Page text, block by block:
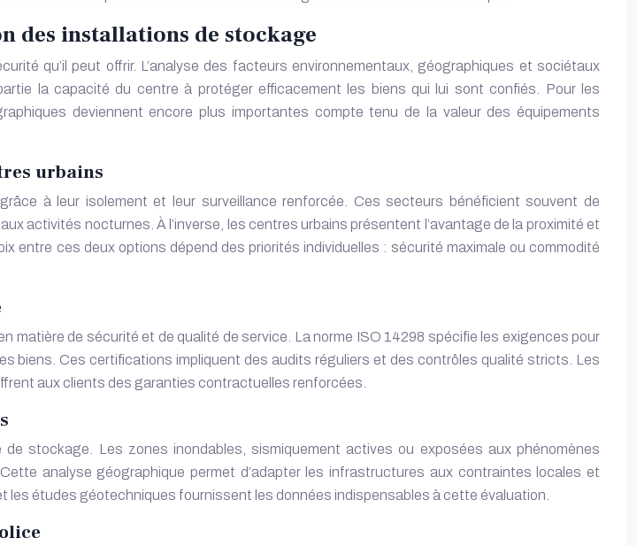
des installations de stockage
qu’il peut offrir. L’analyse des facteurs environnementaux, géographiques et sociétaux
la capacité du centre à protéger efficacement les biens qui lui sont confiés. Pour les
deviennent encore plus importantes compte tenu de la valeur des équipements
urbains
à leur isolement et leur surveillance renforcée. Ces secteurs bénéficient souvent de
activités nocturnes. À l’inverse, les centres urbains présentent l’avantage de la proximité et
entre ces deux options dépend des priorités individuelles : sécurité maximale ou commodité
de sécurité et de qualité de service. La norme ISO 14298 spécifie les exigences pour
biens. Ces certifications impliquent des audits réguliers et des contrôles qualité stricts. Les
aux clients des garanties contractuelles renforcées.
stockage. Les zones inondables, sismiquement actives ou exposées aux phénomènes
analyse géographique permet d’adapter les infrastructures aux contraintes locales et
études géotechniques fournissent les données indispensables à cette évaluation.